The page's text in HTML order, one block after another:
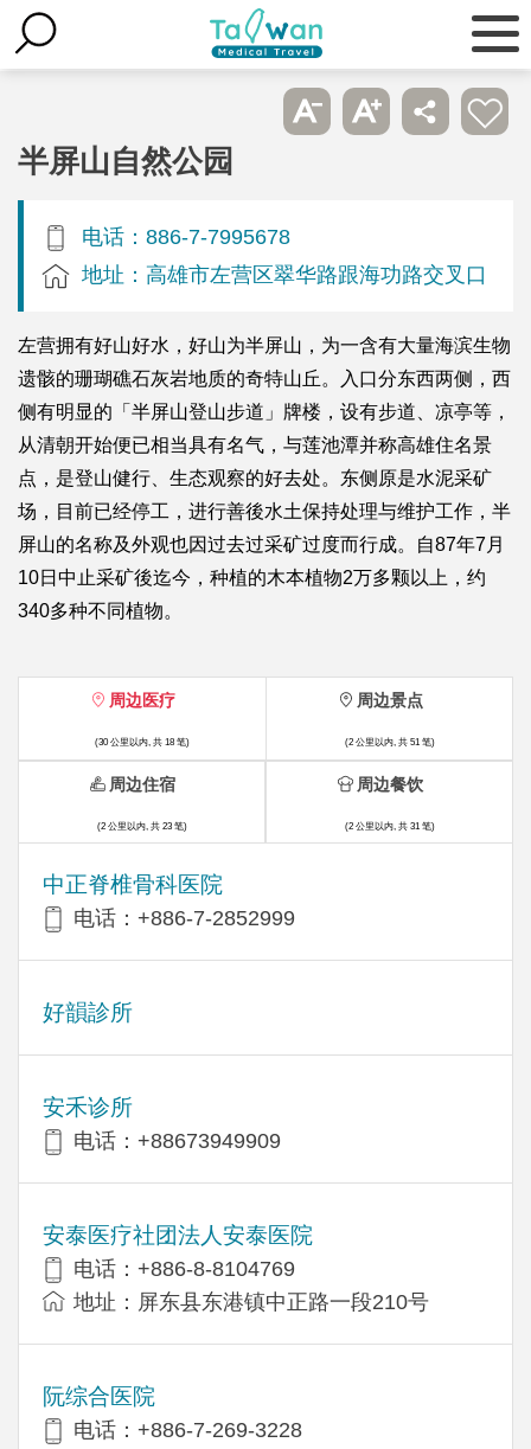
半屏山自然公园
电话：886-7-7995678
地址：高雄市左营区翠华路跟海功路交叉口
左营拥有好山好水，好山为半屏山，为一含有大量海滨生物
遗骸的珊瑚礁石灰岩地质的奇特山丘。入口分东西两侧，西
侧有明显的「半屏山登山步道」牌楼，设有步道、凉亭等，
从清朝开始便已相当具有名气，与莲池潭并称高雄住名景
点，是登山健行、生态观察的好去处。东侧原是水泥采矿
场，目前已经停工，进行善後水土保持处理与维护工作，半
屏山的名称及外观也因过去过采矿过度而行成。自87年7月
10日中止采矿後迄今，种植的木本植物2万多颗以上，约
340多种不同植物。
周边医疗
(30 公里以内, 共 18 笔)
中正脊椎骨科医院
电话：+886-7-2852999
好韻診所
安禾诊所
电话：+88673949909
安泰医疗社团法人安泰医院
电话：+886-8-8104769
地址：屏东县东港镇中正路一段210号
阮综合医院
电话：+886-7-269-3228
周边景点
(2 公里以内, 共 51 笔)
周边住宿
(2 公里以内, 共 23 笔)
周边餐饮
(2 公里以内, 共 31 笔)